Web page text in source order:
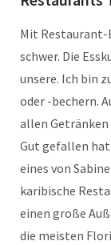
Mit Restaurant-
schwer. Die
unsere. Ich bin
oder -bechern.
allen
Gut gefallen hat
eines von
karibische
einen große
die meisten